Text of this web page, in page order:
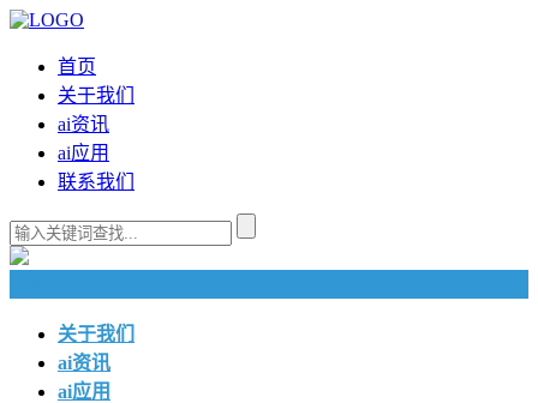
首页
关于我们
ai资讯
ai应用
联系我们
关于我们
ai资讯
ai应用